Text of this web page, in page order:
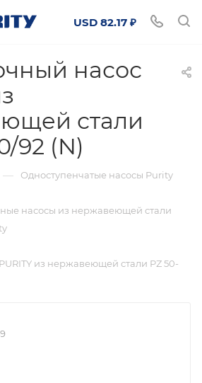
USD 82.17 ₽
насос
стали
92 (N)
— Одноступенчатые насосы Purity
насосы из нержавеющей стали
из нержавеющей стали PZ 50-